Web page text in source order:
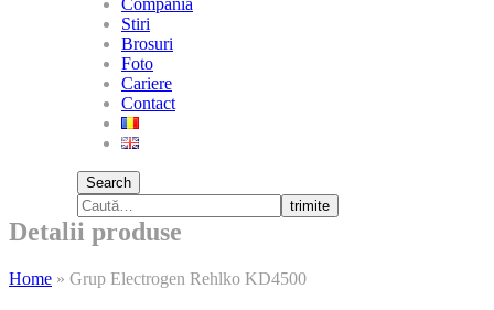
Compania
Stiri
Brosuri
Foto
Cariere
Contact
Search
trimite
Detalii produse
Home » Grup Electrogen Rehlko KD4500